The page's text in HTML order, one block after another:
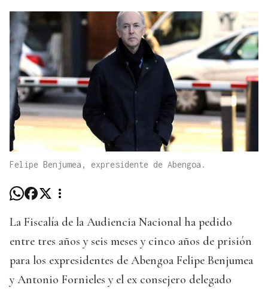
Felipe Benjumea, expresidente de Abengoa.
La Fiscalía de la Audiencia Nacional ha pedido
entre tres años y seis meses y cinco años de prisión
para los expresidentes de Abengoa Felipe Benjumea
y Antonio Fornieles y el ex consejero delegado